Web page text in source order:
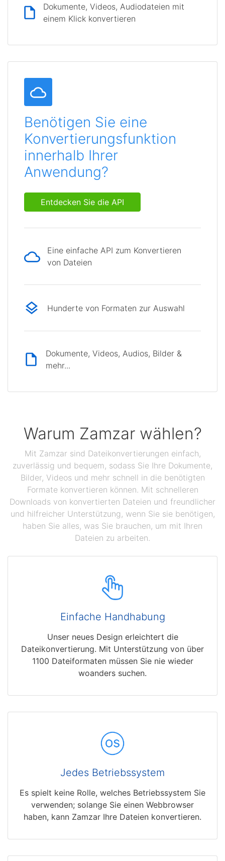
Dokumente, Videos, Audiodateien mit
einem Klick konvertieren
Benötigen Sie eine
Konvertierungsfunktion
innerhalb Ihrer
Anwendung?
Entdecken Sie die API
Eine einfache API zum Konvertieren
von Dateien
Hunderte von Formaten zur Auswahl
Dokumente, Videos, Audios, Bilder &
mehr...
Warum Zamzar wählen?
Mit Zamzar sind Dateikonvertierungen einfach,
zuverlässig und bequem, sodass Sie Ihre Dokumente,
Bilder, Videos und mehr schnell in die benötigten
Formate konvertieren können. Mit schnelleren
Downloads von konvertierten Dateien und freundlicher
und hilfreicher Unterstützung, wenn Sie sie benötigen,
haben Sie alles, was Sie brauchen, um mit Ihren
Dateien zu arbeiten.
Einfache Handhabung
Unser neues Design erleichtert die
Dateikonvertierung. Mit Unterstützung von über
1100 Dateiformaten müssen Sie nie wieder
woanders suchen.
Jedes Betriebssystem
Es spielt keine Rolle, welches Betriebssystem Sie
verwenden; solange Sie einen Webbrowser
haben, kann Zamzar Ihre Dateien konvertieren.